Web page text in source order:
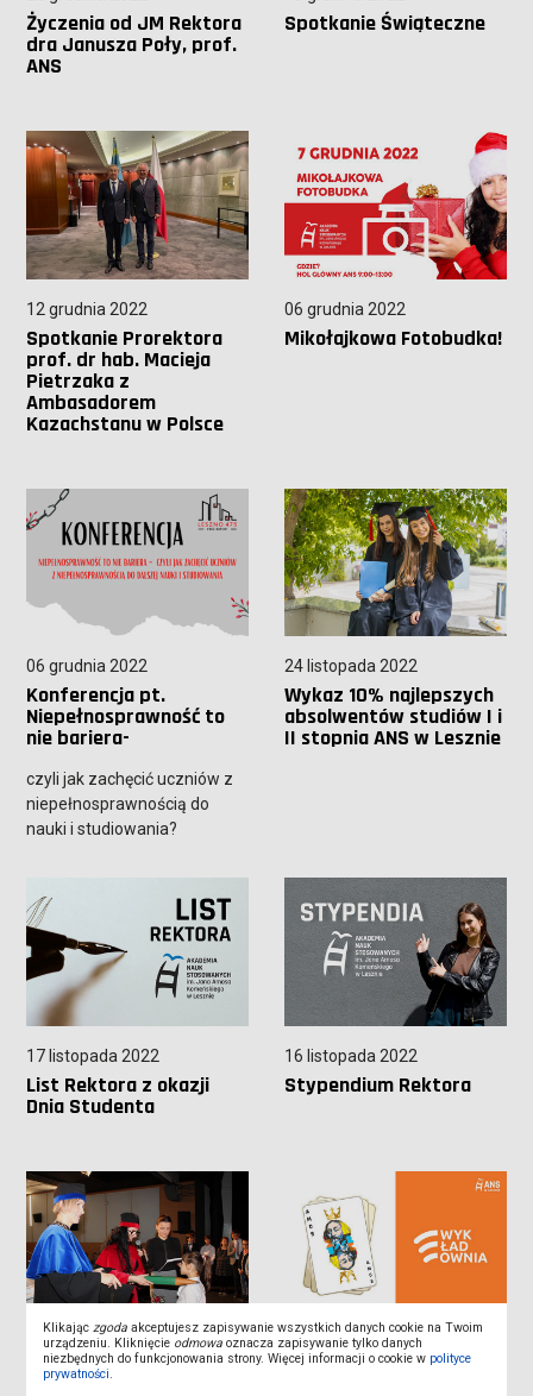
Życzenia od JM Rektora
dra Janusza Poły, prof.
ANS
Spotkanie Świąteczne
12 grudnia 2022
Spotkanie Prorektora
prof. dr hab. Macieja
Pietrzaka z
Ambasadorem
Kazachstanu w Polsce
06 grudnia 2022
Mikołajkowa Fotobudka!
06 grudnia 2022
Konferencja pt.
Niepełnosprawność to
nie bariera-
czyli jak zachęcić uczniów z
niepełnosprawnością do
nauki i studiowania?
24 listopada 2022
Wykaz 10% najlepszych
absolwentów studiów I i
II stopnia ANS w Lesznie
17 listopada 2022
List Rektora z okazji
Dnia Studenta
16 listopada 2022
Stypendium Rektora
16 listopada 2022
Powstał Wschowski
14 listopada 2022
Klikając zgoda akceptujesz zapisywanie wszystkich danych cookie na Twoim
urządzeniu. Kliknięcie odmowa oznacza zapisywanie tylko danych
niezbędnych do funkcjonowania strony. Więcej informacji o cookie w polityce
prywatności